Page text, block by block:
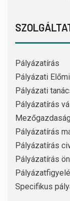
Pályázatírás
Pályázati
Pályázati
Pályázatírás
Pályázatírás
Pályázatírás
Pályázatírás
Specifikus